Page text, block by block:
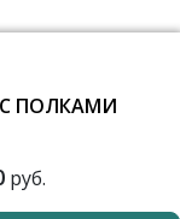
ПОЛКАМИ
руб.